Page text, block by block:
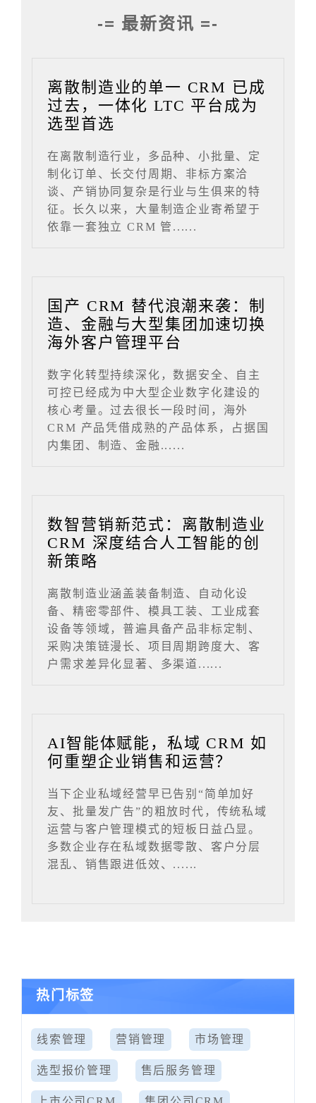
-= 最新资讯 =-
离散制造业的单一 CRM 已成
过去，一体化 LTC 平台成为
选型首选
在离散制造行业，多品种、小批量、定
制化订单、长交付周期、非标方案洽
谈、产销协同复杂是行业与生俱来的特
征。长久以来，大量制造企业寄希望于
依靠一套独立 CRM 管......
国产 CRM 替代浪潮来袭：制
造、金融与大型集团加速切换
海外客户管理平台
数字化转型持续深化，数据安全、自主
可控已经成为中大型企业数字化建设的
核心考量。过去很长一段时间，海外
CRM 产品凭借成熟的产品体系，占据国
内集团、制造、金融......
数智营销新范式：离散制造业
CRM 深度结合人工智能的创
新策略
离散制造业涵盖装备制造、自动化设
备、精密零部件、模具工装、工业成套
设备等领域，普遍具备产品非标定制、
采购决策链漫长、项目周期跨度大、客
户需求差异化显著、多渠道......
AI智能体赋能，私域 CRM 如
何重塑企业销售和运营？
当下企业私域经营早已告别“简单加好
友、批量发广告”的粗放时代，传统私域
运营与客户管理模式的短板日益凸显。
多数企业存在私域数据零散、客户分层
混乱、销售跟进低效、......
热门标签
线索管理 营销管理 市场管理
选型报价管理 售后服务管理